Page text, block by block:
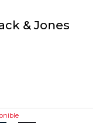
& Jones